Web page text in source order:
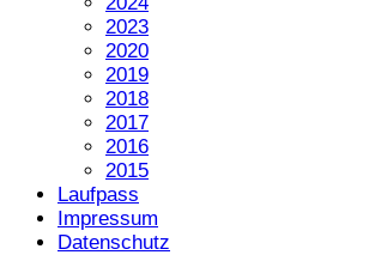
2023
2020
2019
2018
2017
2016
2015
Laufpass
Impressum
Datenschutz